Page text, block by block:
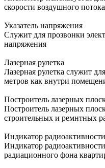
скорости воздушного потока
Указатель напряжения
Служит для прозвонки
напряжения
Лазерная рулетка
Лазерная рулетка служит
метров как внутри
Построитель лазерных
Построитель лазерных
строительных и ремнтных
Индикатор радиоактивности
Индикатор
радиационного фона